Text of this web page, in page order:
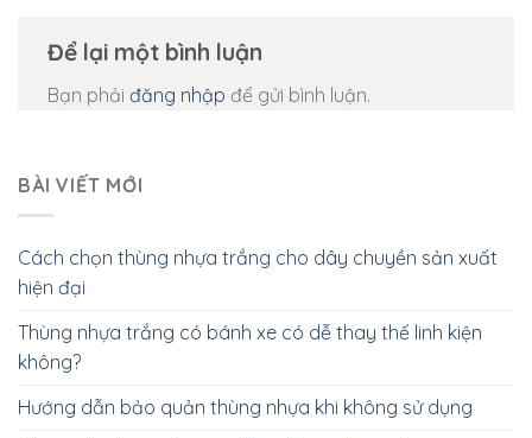
Để lại một bình luận
Bạn phải đăng nhập để gửi bình luận.
BÀI VIẾT MỚI
Cách chọn thùng nhựa trắng cho dây chuyền sản xuất
hiện đại
Thùng nhựa trắng có bánh xe có dễ thay thế linh kiện
không?
Hướng dẫn bảo quản thùng nhựa khi không sử dụng